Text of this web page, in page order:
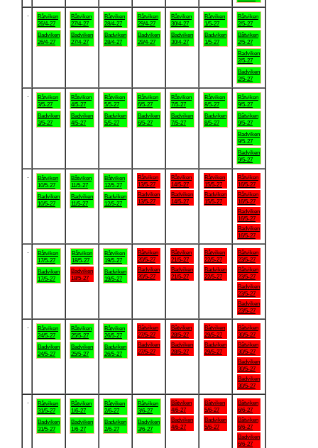
Båtviken
26/4-27
Badviken
26/4-27
Båtviken
27/4-27
Badviken
27/4-27
Båtviken
28/4-27
Badviken
28/4-27
Båtviken
29/4-27
Badviken
29/4-27
Båtviken
30/4-27
Badviken
30/4-27
Båtviken
1/5-27
Badviken
1/5-27
Båtviken
2/5-27
Båtviken
2/5-27
Badviken
2/5-27
Badviken
2/5-27
Båtviken
3/5-27
Badviken
3/5-27
Båtviken
4/5-27
Badviken
4/5-27
Båtviken
5/5-27
Badviken
5/5-27
Båtviken
6/5-27
Badviken
6/5-27
Båtviken
7/5-27
Badviken
7/5-27
Båtviken
8/5-27
Badviken
8/5-27
Båtviken
9/5-27
Båtviken
9/5-27
Badviken
9/5-27
Badviken
9/5-27
Båtviken
10/5-27
Badviken
10/5-27
Båtviken
11/5-27
Badviken
11/5-27
Båtviken
12/5-27
Badviken
12/5-27
Båtviken
13/5-27
Badviken
13/5-27
Båtviken
14/5-27
Badviken
14/5-27
Båtviken
15/5-27
Badviken
15/5-27
Båtviken
16/5-27
Båtviken
16/5-27
Badviken
16/5-27
Badviken
16/5-27
Båtviken
17/5-27
Badviken
17/5-27
Båtviken
18/5-27
Badviken
18/5-27
Båtviken
19/5-27
Badviken
19/5-27
Båtviken
20/5-27
Badviken
20/5-27
Båtviken
21/5-27
Badviken
21/5-27
Båtviken
22/5-27
Badviken
22/5-27
Båtviken
23/5-27
Båtviken
23/5-27
Badviken
23/5-27
Badviken
23/5-27
Båtviken
24/5-27
Badviken
24/5-27
Båtviken
25/5-27
Badviken
25/5-27
Båtviken
26/5-27
Badviken
26/5-27
Båtviken
27/5-27
Badviken
27/5-27
Båtviken
28/5-27
Badviken
28/5-27
Båtviken
29/5-27
Badviken
29/5-27
Båtviken
30/5-27
Båtviken
30/5-27
Badviken
30/5-27
Badviken
30/5-27
Båtviken
31/5-27
Badviken
31/5-27
Båtviken
1/6-27
Badviken
1/6-27
Båtviken
2/6-27
Badviken
2/6-27
Båtviken
3/6-27
Badviken
3/6-27
Båtviken
4/6-27
Badviken
4/6-27
Båtviken
5/6-27
Badviken
5/6-27
Båtviken
6/6-27
Båtviken
6/6-27
Badviken
6/6-27